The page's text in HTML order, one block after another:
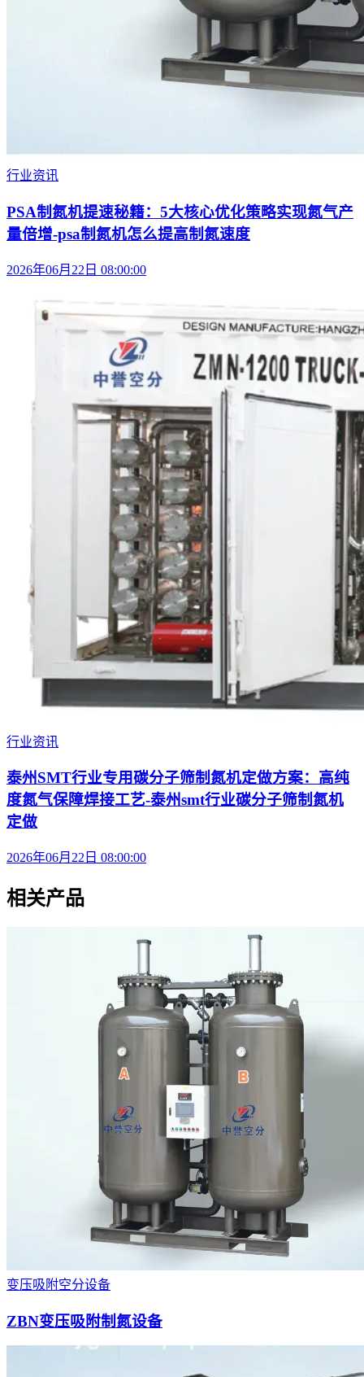
行业资讯
PSA制氮机提速秘籍：5大核心优化策略实现氮气产
量倍增-psa制氮机怎么提高制氮速度
2026年06月22日 08:00:00
行业资讯
泰州SMT行业专用碳分子筛制氮机定做方案：高纯
度氮气保障焊接工艺-泰州smt行业碳分子筛制氮机
定做
2026年06月22日 08:00:00
相关产品
变压吸附空分设备
ZBN变压吸附制氮设备